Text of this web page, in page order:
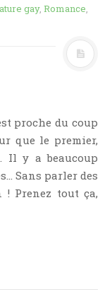
gay, Romance,
proche du coup
que le premier,
Il y a beaucoup
Sans parler des
Prenez tout ça,